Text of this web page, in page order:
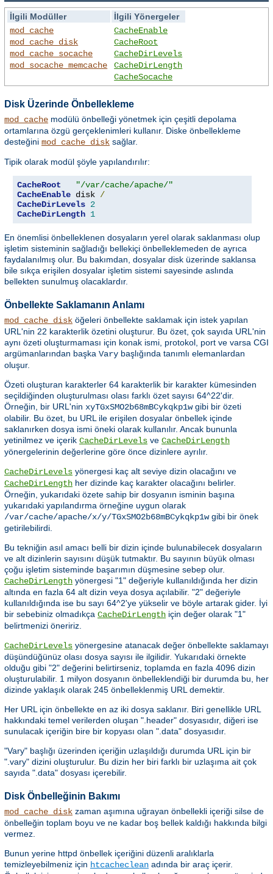
İlgili Modüller
İlgili Yönergeler
mod_cache
mod_cache_disk
mod_cache_socache
mod_socache_memcache
CacheEnable
CacheRoot
CacheDirLevels
CacheDirLength
CacheSocache
Disk Üzerinde Önbellekleme
mod_cache modülü önbelleği yönetmek için çeşitli depolama
ortamlarına özgü gerçeklenimleri kullanır. Diske önbellekleme
desteğini mod_cache_disk sağlar.
Tipik olarak modül şöyle yapılandırılır:
CacheRoot
"/var/cache/apache/"
CacheEnable disk /
CacheDirLevels 2
CacheDirLength 1
En önemlisi önbelleklenen dosyaların yerel olarak saklanması olup
işletim sisteminin sağladığı bellekiçi önbelleklemeden de ayrıca
faydalanılmış olur. Bu bakımdan, dosyalar disk üzerinde saklansa
bile sıkça erişilen dosyalar işletim sistemi sayesinde aslında
bellekten sunulmuş olacaklardır.
Önbellekte Saklamanın Anlamı
mod_cache_disk öğeleri önbellekte saklamak için istek yapılan
URL'nin 22 karakterlik özetini oluşturur. Bu özet, çok sayıda URL'nin
aynı özeti oluşturmaması için konak ismi, protokol, port ve varsa CGI
argümanlarından başka Vary başlığında tanımlı elemanlardan
oluşur.
Özeti oluşturan karakterler 64 karakterlik bir karakter kümesinden
seçildiğinden oluşturulması olası farklı özet sayısı 64^22'dir.
Örneğin, bir URL'nin xyTGxSMO2b68mBCykqkp1wgibi bir özeti
olabilir. Bu özet, bu URL ile erişilen dosyalar önbellek içinde
saklanırken dosya ismi öneki olarak kullanılır. Ancak bununla
yetinilmez ve içerik CacheDirLevels ve CacheDirLength
yönergelerinin değerlerine göre önce dizinlere ayrılır.
CacheDirLevels yönergesi kaç alt seviye dizin olacağını ve
CacheDirLength her dizinde kaç karakter olacağını belirler.
Örneğin, yukarıdaki özete sahip bir dosyanın isminin başına
yukarıdaki yapılandırma örneğine uygun olarak
/var/cache/apache/x/y/TGxSMO2b68mBCykqkp1wgibi bir önek
getirilebilirdi.
Bu tekniğin asıl amacı belli bir dizin içinde bulunabilecek dosyaların
ve alt dizinlerin sayısını düşük tutmaktır. Bu sayının büyük olması
çoğu işletim sisteminde başarımın düşmesine sebep olur.
CacheDirLength yönergesi "1" değeriyle kullanıldığında her dizin
altında en fazla 64 alt dizin veya dosya açılabilir. "2" değeriyle
kullanıldığında ise bu sayı 64^2'ye yükselir ve böyle artarak gider. İyi
bir sebebiniz olmadıkça CacheDirLength için değer olarak "1"
belirtmenizi öneririz.
CacheDirLevels yönergesine atanacak değer önbellekte saklamayı
düşündüğünüz olası dosya sayısı ile ilgilidir. Yukarıdaki örnekte
olduğu gibi "2" değerini belirtirseniz, toplamda en fazla 4096 dizin
oluşturulabilir. 1 milyon dosyanın önbelleklendiği bir durumda bu, her
dizinde yaklaşık olarak 245 önbelleklenmiş URL demektir.
Her URL için önbellekte en az iki dosya saklanır. Biri genellikle URL
hakkındaki temel verilerden oluşan ".header" dosyasıdır, diğeri ise
sunulacak içeriğin bire bir kopyası olan ".data" dosyasıdır.
"Vary" başlığı üzerinden içeriğin uzlaşıldığı durumda URL için bir
".vary" dizini oluşturulur. Bu dizin her biri farklı bir uzlaşıma ait çok
sayıda ".data" dosyası içerebilir.
Disk Önbelleğinin Bakımı
mod_cache_disk zaman aşımına uğrayan önbellekli içeriği silse de
önbelleğin toplam boyu ve ne kadar boş bellek kaldığı hakkında bilgi
vermez.
Bunun yerine httpd önbellek içeriğini düzenli aralıklarla
temizleyebilmeniz için htcacheclean adında bir araç içerir.